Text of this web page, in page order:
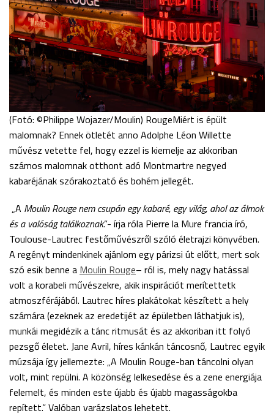
(Fotó: ©Philippe Wojazer/Moulin) RougeMiért is épült
malomnak? Ennek ötletét anno Adolphe Léon Willette
művész vetette fel, hogy ezzel is kiemelje az akkoriban
számos malomnak otthont adó Montmartre negyed
kabaréjának szórakoztató és bohém jellegét.
„A Moulin Rouge nem csupán egy kabaré, egy világ, ahol az álmok
és a valóság találkoznak.”- írja róla Pierre la Mure francia író,
Toulouse-Lautrec festőművészről szóló életrajzi könyvében.
A regényt mindenkinek ajánlom egy párizsi út előtt, mert sok
szó esik benne a Moulin Rouge– ról is, mely nagy hatással
volt a korabeli művészekre, akik inspirációt merítettetk
atmoszférájából. Lautrec híres plakátokat készített a hely
számára (ezeknek az eredetijét az épületben láthatjuk is),
munkái megidézik a tánc ritmusát és az akkoriban itt folyó
pezsgő életet. Jane Avril, híres kánkán táncosnő, Lautrec egyik
múzsája így jellemezte: „A Moulin Rouge-ban táncolni olyan
volt, mint repülni. A közönség lelkesedése és a zene energiája
felemelt, és minden este újabb és újabb magasságokba
repített.” Valóban varázslatos lehetett.